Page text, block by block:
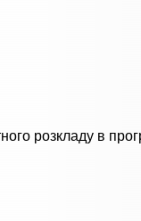
розкладу в